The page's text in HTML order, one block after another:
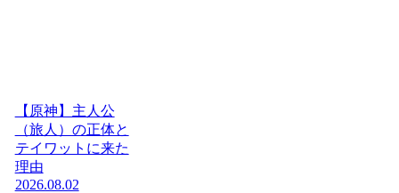
【原神】主人公
（旅人）の正体と
テイワットに来た
理由
2026.08.02